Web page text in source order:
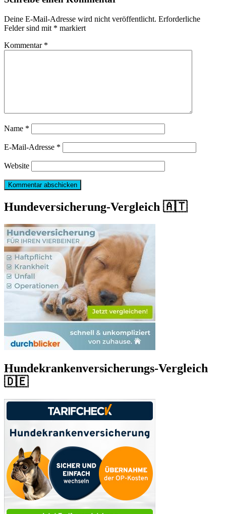
Deine E-Mail-Adresse wird nicht veröffentlicht. Erforderliche
Felder sind mit * markiert
Kommentar *
Name *
E-Mail-Adresse *
Website
Hundeversicherung-Vergleich 🇦🇹
Hundekrankenversicherungs-Vergleich
🇩🇪